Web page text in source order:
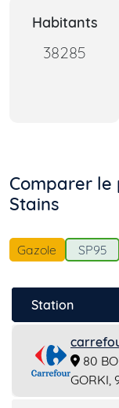
Habitants
38285
Comparer le
Stains
Gazole SP95
Station
80
GORKI,